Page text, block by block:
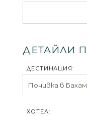
ДЕТАЙЛИ
ДЕСТИНАЦИЯ:
ХОТЕЛ: